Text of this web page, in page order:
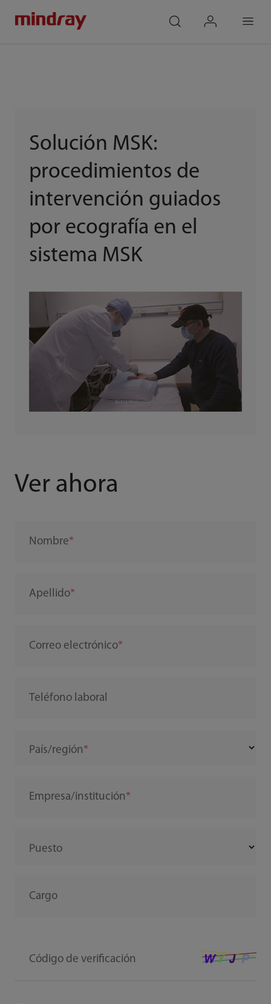
Solución MSK:
procedimientos de
intervención guiados
por ecografía en el
sistema MSK
Ver ahora
Nombre
Apellido
Correo electrónico
Teléfono laboral
País/región
Empresa/institución
Puesto
Cargo
Código de verificación